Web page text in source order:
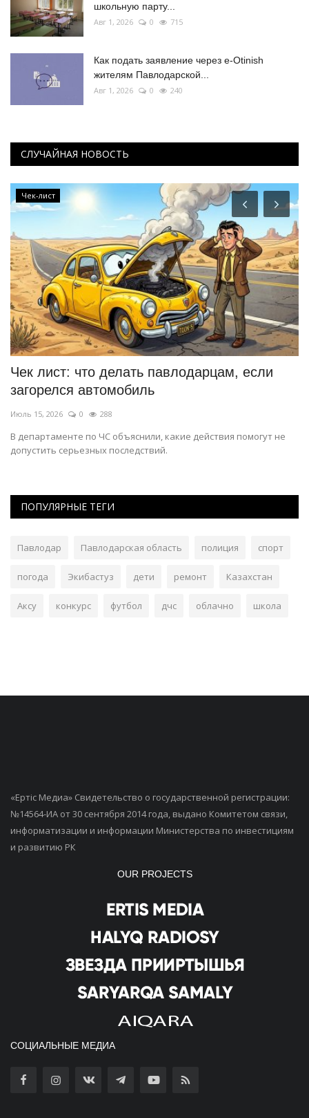
школьную парту...
Авг 1, 2026 0 715
Как подать заявление через e-Otinish
жителям Павлодарской...
Авг 1, 2026 0 240
СЛУЧАЙНАЯ НОВОСТЬ
Чек-лист
Чек лист: что делать павлодарцам, если
загорелся автомобиль
Июль 15, 2026 0 288
В департаменте по ЧС объяснили, какие действия помогут не
допустить серьезных последствий.
ПОПУЛЯРНЫЕ ТЕГИ
Павлодар Павлодарская область полиция спорт
погода Экибастуз дети ремонт Казахстан
Аксу конкурс футбол дчс облачно школа
«Ертiс Медиа» Свидетельство о государственной регистрации:
№14564-ИА от 30 сентября 2014 года, выдано Комитетом связи,
информатизации и информации Министерства по инвестициям
и развитию РК
OUR PROJECTS
СОЦИАЛЬНЫЕ МЕДИА